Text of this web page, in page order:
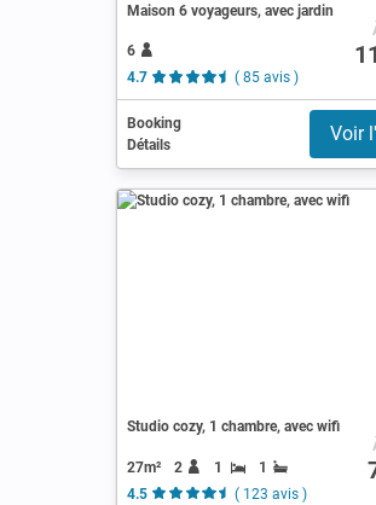
Maison 6 voyageurs, avec jardin
6
4.7
( 85 avis )
Booking
Détails
Voir
Studio cozy, 1 chambre, avec wifi
27m² 2 1
1
4.5
( 123 avis )